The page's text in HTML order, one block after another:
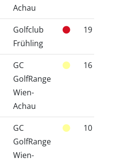
Achau
Golfclub
Frühling
19
GC
GolfRange
Wien-
Achau
16
GC
GolfRange
Wien-
10